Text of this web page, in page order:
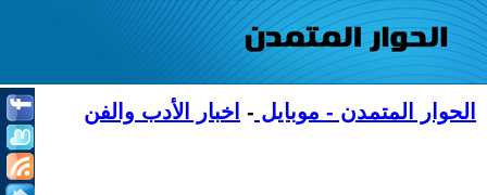
الحوار المتمدن - موبايل - اخبار الأدب والفن